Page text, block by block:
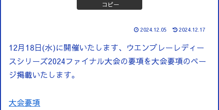
コピー
2024.12.05 2024.12.17
12月18日(水)に開催いたします、ウエンブレーレディー
スシリーズ2024ファイナル大会の要項を大会要項のペー
ジ掲載いたします。
大会要項